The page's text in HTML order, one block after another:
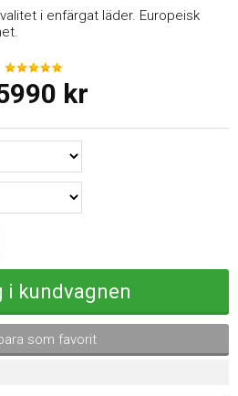
i enfärgat läder. Europeisk
kr
i kundvagnen
som favorit